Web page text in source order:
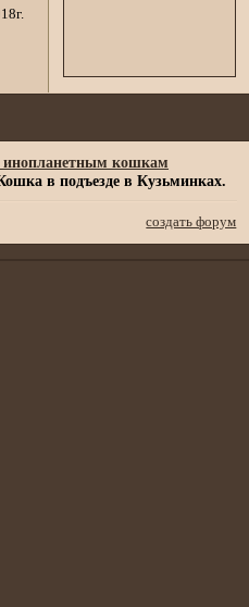
кошкам
в подъезде в Кузьминках.
создать форум